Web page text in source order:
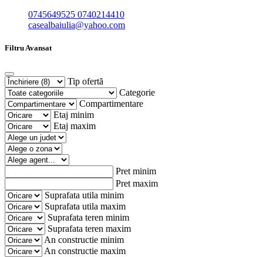
0745649525 0740214410
casealbaiulia@yahoo.com
Filtru Avansat
Tip ofertă
Categorie
Compartimentare
Etaj minim
Etaj maxim
Pret minim
Pret maxim
Suprafata utila minim
Suprafata utila maxim
Suprafata teren minim
Suprafata teren maxim
An constructie minim
An constructie maxim